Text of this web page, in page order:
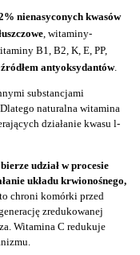
nienasyconych kwasów
, witaminy-
B1, B2, K, E, PP,
antyoksydantów.
substancjami
naturalna witamina
działanie kwasu l-
bierze udział w procesie
układu krwionośnego,
chroni komórki przed
zredukowanej
Witamina C redukuje